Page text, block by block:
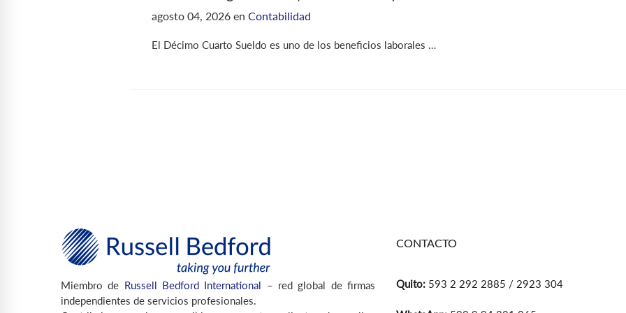
agosto 04, 2026 en Contabilidad
El Décimo Cuarto Sueldo es uno de los beneficios laborales …
Miembro de Russell Bedford International – red global de firmas
independientes de servicios profesionales.
CONTACTO
Quito: 593 2 292 2885 / 2923 304